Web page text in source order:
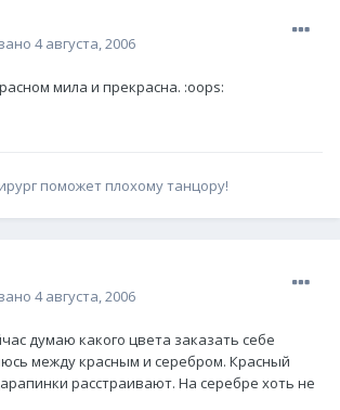
4 августа, 2006
мила и прекрасна. :oops:
поможет плохому танцору!
4 августа, 2006
думаю какого цвета заказать себе
между красным и серебром. Красный
расстраивают. На серебре хоть не